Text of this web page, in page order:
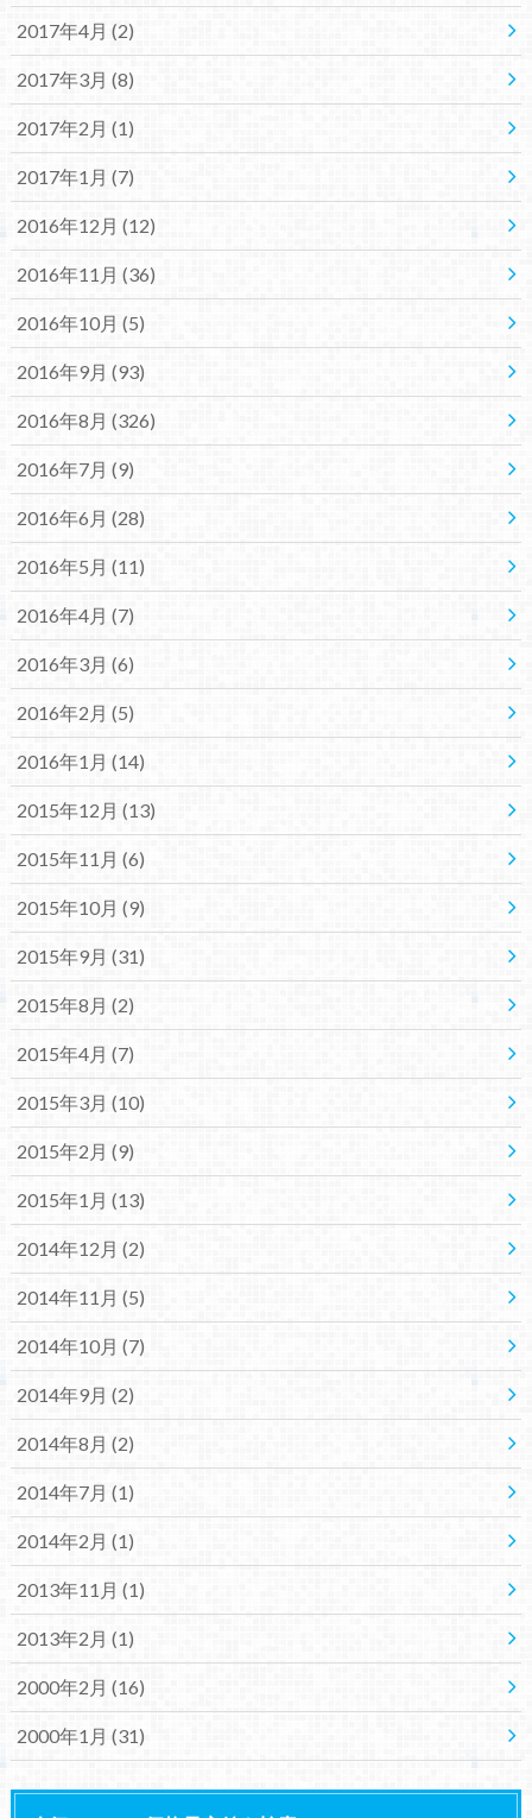
2017年4月 (2)
2017年3月 (8)
2017年2月 (1)
2017年1月 (7)
2016年12月 (12)
2016年11月 (36)
2016年10月 (5)
2016年9月 (93)
2016年8月 (326)
2016年7月 (9)
2016年6月 (28)
2016年5月 (11)
2016年4月 (7)
2016年3月 (6)
2016年2月 (5)
2016年1月 (14)
2015年12月 (13)
2015年11月 (6)
2015年10月 (9)
2015年9月 (31)
2015年8月 (2)
2015年4月 (7)
2015年3月 (10)
2015年2月 (9)
2015年1月 (13)
2014年12月 (2)
2014年11月 (5)
2014年10月 (7)
2014年9月 (2)
2014年8月 (2)
2014年7月 (1)
2014年2月 (1)
2013年11月 (1)
2013年2月 (1)
2000年2月 (16)
2000年1月 (31)